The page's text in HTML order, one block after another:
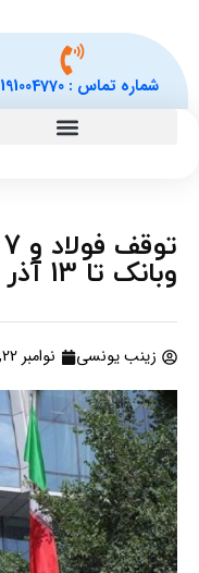
شماره تماس :
وبانک تا 13 آذر
زینب یونسی نوامبر 22, 2022